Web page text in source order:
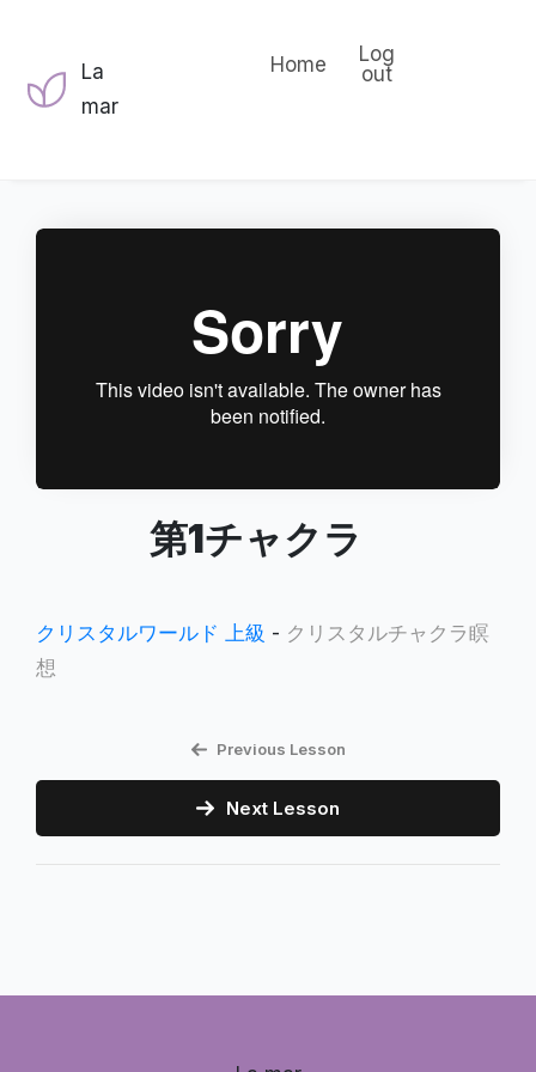
La
mar
Home
Log
out
第1チャクラ
クリスタルワールド 上級 - クリスタルチャクラ瞑
想
Previous Lesson
Next Lesson